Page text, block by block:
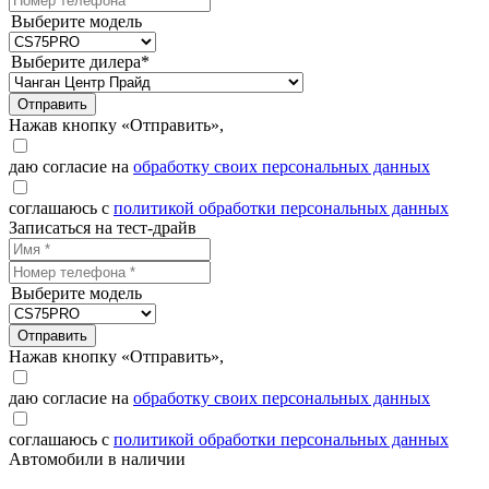
Выберите модель
Выберите дилера*
Отправить
Нажав кнопку «Отправить»,
даю согласие на обработку своих персональных данных
соглашаюсь с политикой обработки персональных данных
Записаться на тест-драйв
Выберите модель
Отправить
Нажав кнопку «Отправить»,
даю согласие на обработку своих персональных данных
соглашаюсь с политикой обработки персональных данных
Автомобили в наличии